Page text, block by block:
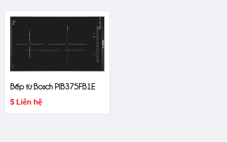
Bếp từ Bosch PIB375FB1E
$ Liên hệ